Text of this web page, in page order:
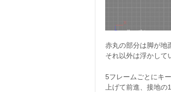
赤丸の部分は脚が地
それ以外は浮かして
5フレームごとにキ
上げて前進、接地の